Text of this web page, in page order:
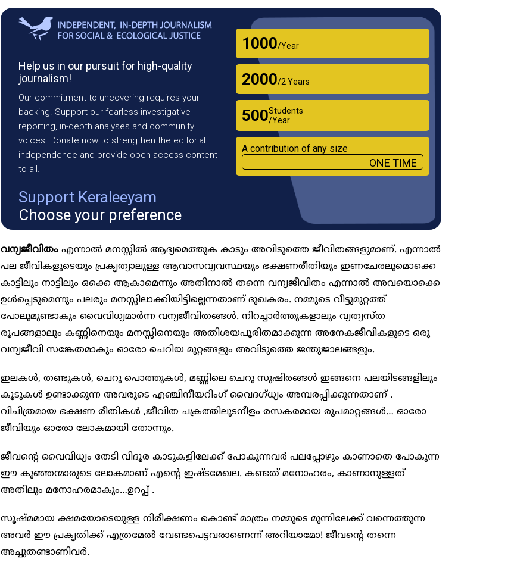
Help us in our pursuit for high-quality
journalism!
Our commitment to uncovering requires your
backing. Support our fearless investigative
reporting, in-depth analyses and community
voices. Donate now to strengthen the editorial
independence and provide open access content
to all.
Support Keraleeyam
Choose your preference
₹1000/Year
₹2000/2 Years
₹500Students
/Year
A contribution of any size
ONE TIME
വന്യജീവിതം എന്നാൽ മനസ്സിൽ ആദ്യമെത്തുക കാടും അവിടുത്തെ ജീവിതങ്ങളുമാണ്. എന്നാൽ
പല ജീവികളുടെയും പ്രകൃത്യാലുള്ള ആവാസവ്യവസ്ഥയും ഭക്ഷണരീതിയും ഇണചേരലുമൊക്കെ
കാട്ടിലും നാട്ടിലും ഒക്കെ ആകാമെന്നും അതിനാൽ തന്നെ വന്യജീവിതം എന്നാൽ അവയൊക്കെ
ഉൾപ്പെടുമെന്നും പലരും മനസ്സിലാക്കിയിട്ടില്ലെന്നതാണ് ദുഖകരം. നമ്മുടെ വീട്ടുമുറ്റത്ത്
പോലുമുണ്ടാകും വൈവിധ്യമാർന്ന വന്യജീവിതങ്ങൾ. നിറച്ചാർത്തുകളാലും വ്യത്യസ്ത
രൂപങ്ങളാലും കണ്ണിനെയും മനസ്സിനെയും അതിശയപൂരിതമാക്കുന്ന അനേകജീവികളുടെ ഒരു
വന്യജീവി സങ്കേതമാകും ഓരോ ചെറിയ മുറ്റങ്ങളും അവിടുത്തെ ജന്തുജാലങ്ങളും.
ഇലകൾ, തണ്ടുകൾ, ചെറു പൊത്തുകൾ, മണ്ണിലെ ചെറു സുഷിരങ്ങൾ ഇങ്ങനെ പലയിടങ്ങളിലും
കൂടുകൾ ഉണ്ടാക്കുന്ന അവരുടെ എഞ്ചിനീയറിംഗ് വൈദഗ്ധ്യം അമ്പരപ്പിക്കുന്നതാണ് .
വിചിത്രമായ ഭക്ഷണ രീതികൾ ,ജീവിത ചക്രത്തിലുടനീളം രസകരമായ രൂപമാറ്റങ്ങൾ… ഓരോ
ജീവിയും ഓരോ ലോകമായി തോന്നും.
ജീവന്റെ വൈവിധ്യം തേടി വിദൂര കാടുകളിലേക്ക് പോകുന്നവർ പലപ്പോഴും കാണാതെ പോകുന്ന
ഈ കുഞ്ഞന്മാരുടെ ലോകമാണ് എന്റെ ഇഷ്ടമേഖല. കണ്ടത് മനോഹരം, കാണാനുള്ളത്
അതിലും മനോഹരമാകും…ഉറപ്പ് .
സൂഷ്മമായ ക്ഷമയോടെയുള്ള നിരീക്ഷണം കൊണ്ട് മാത്രം നമ്മുടെ മുന്നിലേക്ക് വന്നെത്തുന്ന
അവർ ഈ പ്രകൃതിക്ക് എത്രമേൽ വേണ്ടപെട്ടവരാണെന്ന് അറിയാമോ! ജീവന്റെ തന്നെ
അച്ചുതണ്ടാണിവർ.